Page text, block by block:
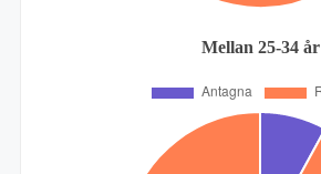
Mellan 25-34 år